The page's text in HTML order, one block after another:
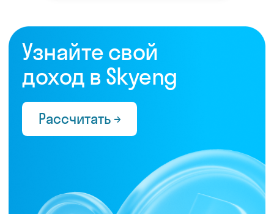
которые ценят:
Время
Готовые планы и материалы, онлайн-
платформа с автопроверкой заданий,
поддержка 24/7 и никакой бюрократии
Деньги
штрафов и переработок, скрытых условий
Уважение к преподавателю и его